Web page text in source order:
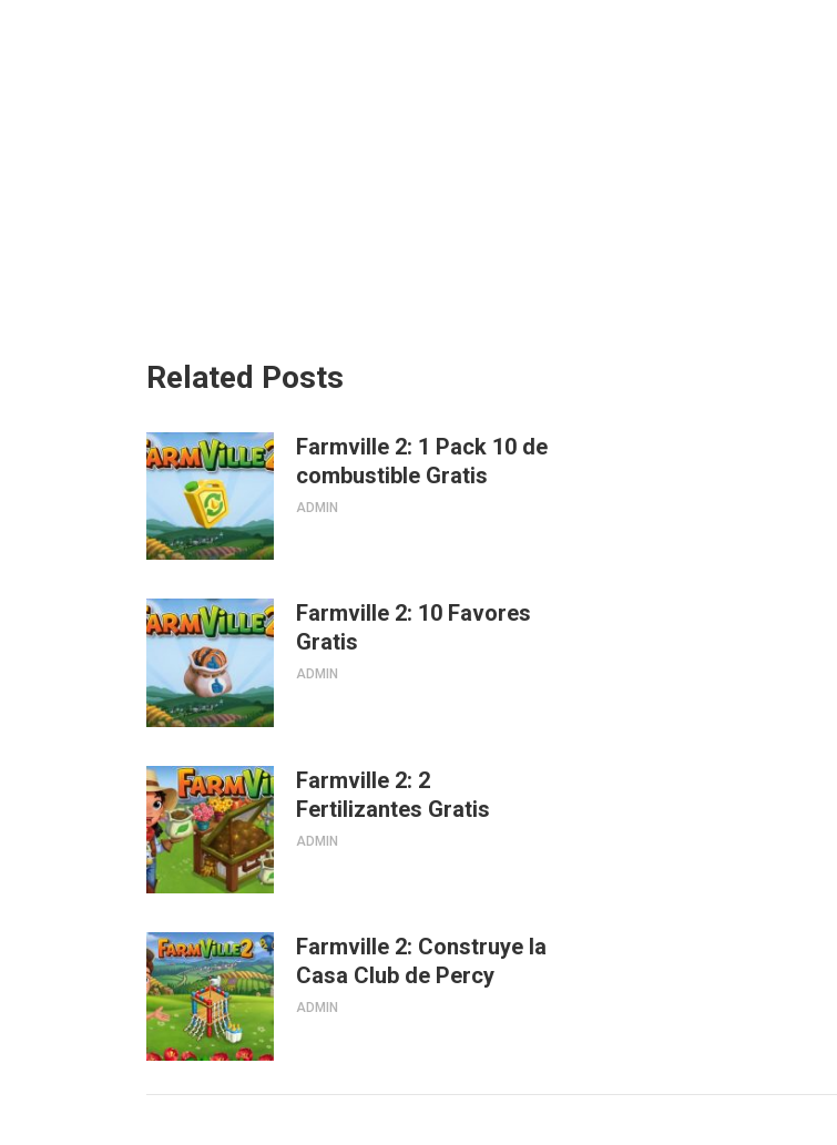
Related Posts
Farmville 2: 1 Pack 10 de
combustible Gratis
ADMIN
Farmville 2: 10 Favores
Gratis
ADMIN
Farmville 2: 2
Fertilizantes Gratis
ADMIN
Farmville 2: Construye la
Casa Club de Percy
ADMIN